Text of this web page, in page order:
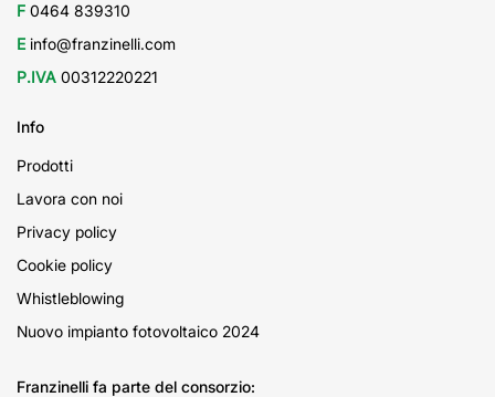
F 0464 839310
E info@franzinelli.com
P.IVA 00312220221
Info
Prodotti
Lavora con noi
Privacy policy
Cookie policy
Whistleblowing
Nuovo impianto fotovoltaico 2024
Franzinelli fa parte del consorzio: